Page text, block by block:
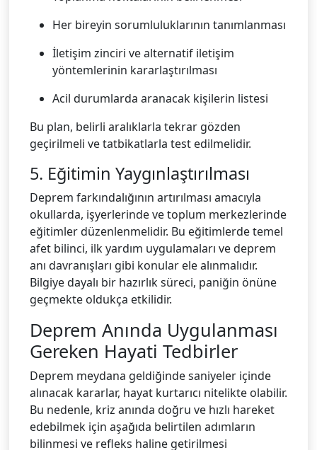
Her bireyin sorumluluklarının tanımlanması
İletişim zinciri ve alternatif iletişim
yöntemlerinin kararlaştırılması
Acil durumlarda aranacak kişilerin listesi
Bu plan, belirli aralıklarla tekrar gözden
geçirilmeli ve tatbikatlarla test edilmelidir.
5. Eğitimin Yaygınlaştırılması
Deprem farkındalığının artırılması amacıyla
okullarda, işyerlerinde ve toplum merkezlerinde
eğitimler düzenlenmelidir. Bu eğitimlerde temel
afet bilinci, ilk yardım uygulamaları ve deprem
anı davranışları gibi konular ele alınmalıdır.
Bilgiye dayalı bir hazırlık süreci, paniğin önüne
geçmekte oldukça etkilidir.
Deprem Anında Uygulanması
Gereken Hayati Tedbirler
Deprem meydana geldiğinde saniyeler içinde
alınacak kararlar, hayat kurtarıcı nitelikte olabilir.
Bu nedenle, kriz anında doğru ve hızlı hareket
edebilmek için aşağıda belirtilen adımların
bilinmesi ve refleks haline getirilmesi